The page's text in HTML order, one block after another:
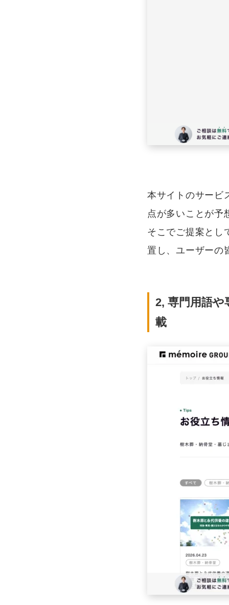
本サイトのサービ
点が多いことが予
そこでご提案とし
置し、ユーザーの
2, 専門用語
載